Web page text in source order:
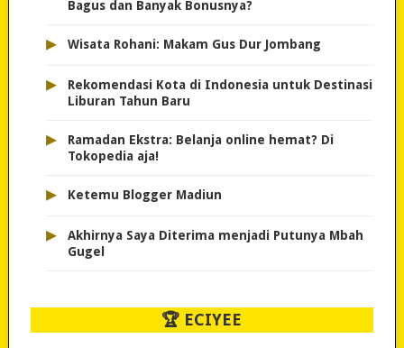
Bagus dan Banyak Bonusnya?
▸ Wisata Rohani: Makam Gus Dur Jombang
▸
Rekomendasi Kota di Indonesia untuk Destinasi
Liburan Tahun Baru
▸
Ramadan Ekstra: Belanja online hemat? Di
Tokopedia aja!
▸ Ketemu Blogger Madiun
▸
Akhirnya Saya Diterima menjadi Putunya Mbah
Gugel
🏆 ECIYEE